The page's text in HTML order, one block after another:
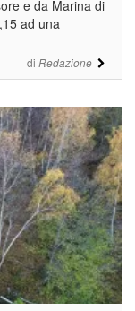
di Redazione
e da Marina di
ad una